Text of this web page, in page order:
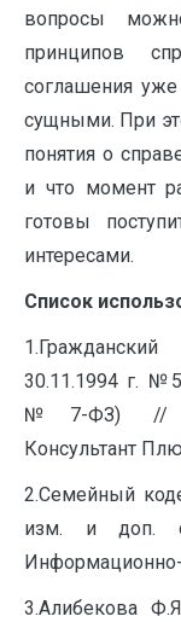
вопросы
принципов
соглашения
сущными. При
понятия о
и что момент
готовы
интересами.
Список
30.11.1994 г.
№7-ФЗ) //
Консультант
2.Семейный
изм. и доп.
3.Алибекова